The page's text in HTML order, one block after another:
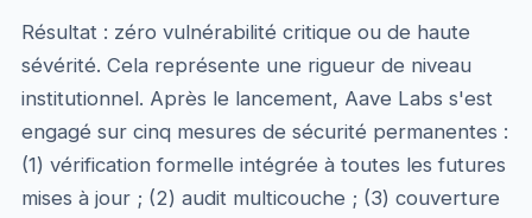
Résultat : zéro vulnérabilité critique ou de haute
sévérité. Cela représente une rigueur de niveau
institutionnel. Après le lancement, Aave Labs s'est
engagé sur cinq mesures de sécurité permanentes :
(1) vérification formelle intégrée à toutes les futures
mises à jour ; (2) audit multicouche ; (3) couverture